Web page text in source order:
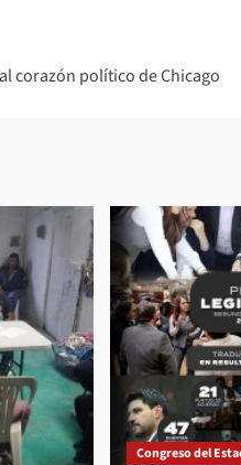
corazón político de Chicago
Congreso del